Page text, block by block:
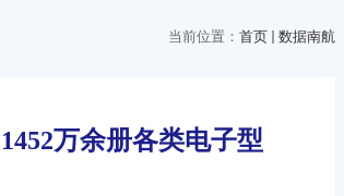
当前位置： 首页 数据南航
万余册各类电子型